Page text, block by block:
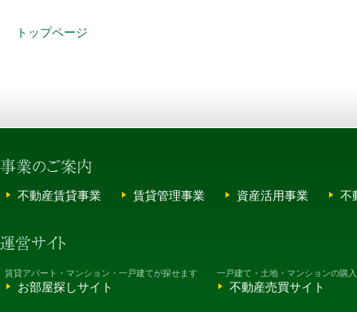
トップページ
不動産賃貸事業 賃貸管理事業 資産活用事業 不
賃貸アパート・マンション・一戸建てが探せます
お部屋探しサイト
一戸建て・土地・マンションの購入
不動産売買サイト